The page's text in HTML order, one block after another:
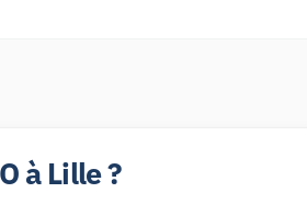
à Lille ?